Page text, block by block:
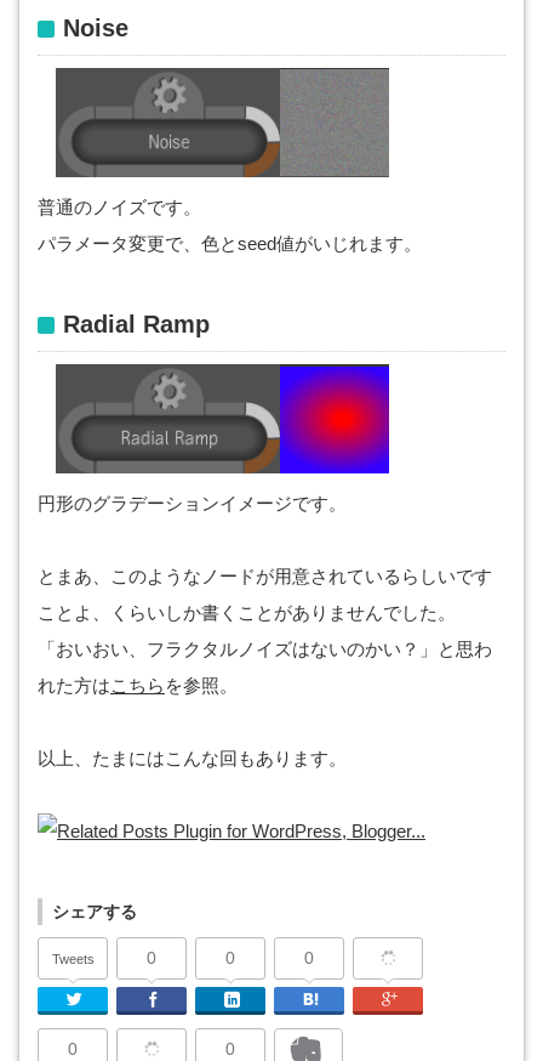
Noise
普通のノイズです。
パラメータ変更で、色とseed値がいじれます。
Radial Ramp
円形のグラデーションイメージです。
とまあ、このようなノードが用意されているらしいです
ことよ、くらいしか書くことがありませんでした。
「おいおい、フラクタルノイズはないのかい？」と思わ
れた方はこちら を参照。
以上、たまにはこんな回もあります。
シェアする
Tweets
Twitter
0
Facebook
0
Linkedin
0
はてなブックマーク
0 0